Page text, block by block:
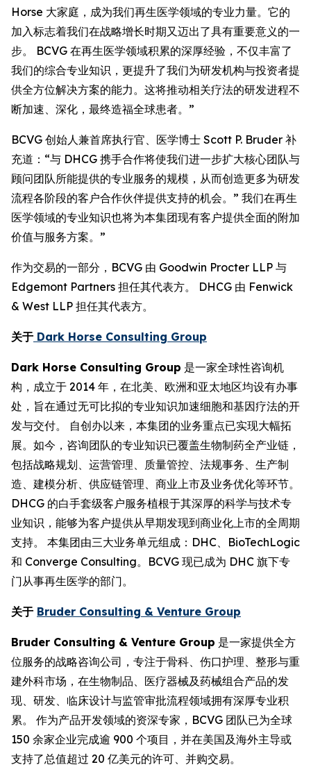
Horse 大家庭，成为我们再生医学领域的专业力量。它的
加入标志着我们在战略增长时期又迈出了具有重要意义的一
步。 BCVG 在再生医学领域积累的深厚经验，不仅丰富了
我们的综合专业知识，更提升了我们为研发机构与投资者提
供全方位解决方案的能力。这将推动相关疗法的研发进程不
断加速、深化，最终造福全球患者。”
BCVG 创始人兼首席执行官、医学博士 Scott P. Bruder 补
充道：“与 DHCG 携手合作将使我们进一步扩大核心团队与
顾问团队所能提供的专业服务的规模，从而创造更多为研发
流程各阶段的客户合作伙伴提供支持的机会。” 我们在再生
医学领域的专业知识也将为本集团现有客户提供全面的附加
价值与服务方案。”
作为交易的一部分，BCVG 由 Goodwin Procter LLP 与
Edgemont Partners 担任其代表方。 DHCG 由 Fenwick
& West LLP 担任其代表方。
关于 Dark Horse Consulting Group
Dark Horse Consulting Group 是一家全球性咨询机
构，成立于 2014 年，在北美、欧洲和亚太地区均设有办事
处，旨在通过无可比拟的专业知识加速细胞和基因疗法的开
发与交付。 自创办以来，本集团的业务重点已实现大幅拓
展。如今，咨询团队的专业知识已覆盖生物制药全产业链，
包括战略规划、运营管理、质量管控、法规事务、生产制
造、建模分析、供应链管理、商业上市及业务优化等环节。
DHCG 的白手套级客户服务植根于其深厚的科学与技术专
业知识，能够为客户提供从早期发现到商业化上市的全周期
支持。 本集团由三大业务单元组成：DHC、BioTechLogic
和 Converge Consulting。BCVG 现已成为 DHC 旗下专
门从事再生医学的部门。
关于 Bruder Consulting & Venture Group
Bruder Consulting & Venture Group 是一家提供全方
位服务的战略咨询公司，专注于骨科、伤口护理、整形与重
建外科市场，在生物制品、医疗器械及药械组合产品的发
现、研发、临床设计与监管审批流程领域拥有深厚专业积
累。 作为产品开发领域的资深专家，BCVG 团队已为全球
150 余家企业完成逾 900 个项目，并在美国及海外主导或
支持了总值超过 20 亿美元的许可、并购交易。